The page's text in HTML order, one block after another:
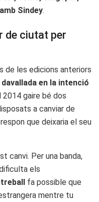
Sindey.
de ciutat per
de les edicions anteriors
davallada en la intenció
2014 gaire bé dos
a canviar de
que deixaria el seu
canvi. Per una banda,
els
fa possible que
mentre tu